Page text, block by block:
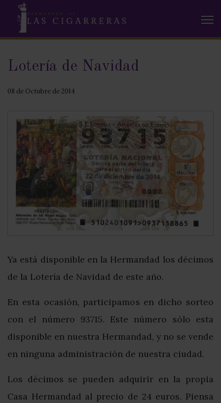
Lotería de Navidad
08 de Octubre de 2014
Ya está disponible en la Hermandad los décimos
de la Lotería de Navidad de este año.
En esta ocasión, participamos en dicho sorteo
con el número 93715. Este número sólo esta
disponible en nuestra Hermandad, y no se vende
en ninguna administración de nuestra ciudad.
Los décimos se pueden adquirir en la propia
Casa Hermandad al precio de 24 euros. Piensa